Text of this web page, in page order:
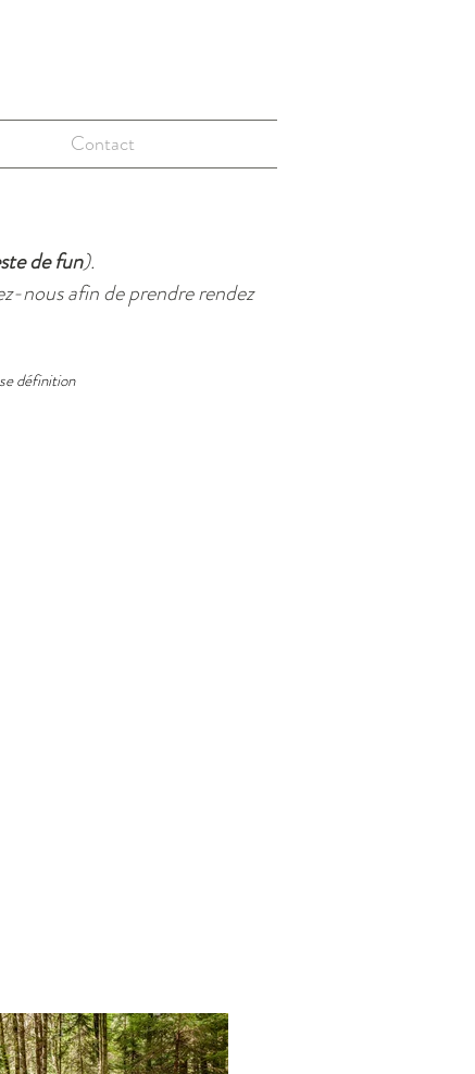
Contact
de fun).
nous afin de prendre rendez
définition